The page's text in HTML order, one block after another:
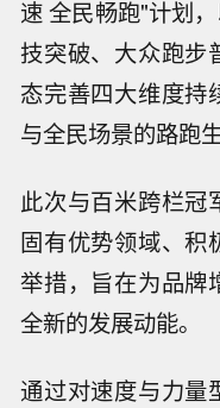
速 全民畅跑"计划
技突破、大众跑步
态完善四大维度持
与全民场景的路跑
此次与百米跨栏冠
固有优势领域、积
举措，旨在为品牌
全新的发展动能。
通过对速度与力量